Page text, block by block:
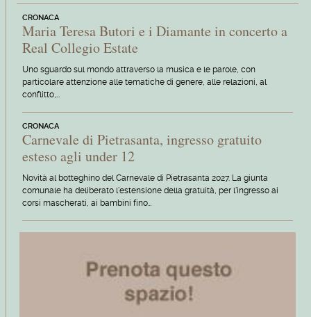
CRONACA
Maria Teresa Butori e i Diamante in concerto a
Real Collegio Estate
Uno sguardo sul mondo attraverso la musica e le parole, con
particolare attenzione alle tematiche di genere, alle relazioni, al
conflitto,…
CRONACA
Carnevale di Pietrasanta, ingresso gratuito
esteso agli under 12
Novità al botteghino del Carnevale di Pietrasanta 2027. La giunta
comunale ha deliberato l'estensione della gratuità, per l'ingresso ai
corsi mascherati, ai bambini fino…